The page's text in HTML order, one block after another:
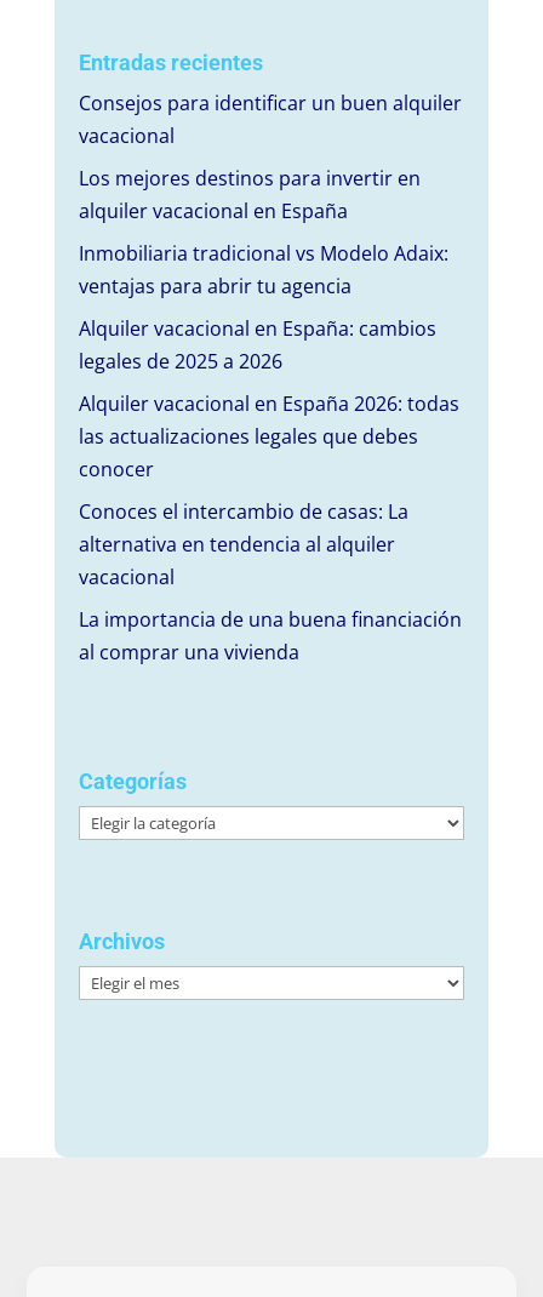
Entradas recientes
Consejos para identificar un buen alquiler
vacacional
Los mejores destinos para invertir en
alquiler vacacional en España
Inmobiliaria tradicional vs Modelo Adaix:
ventajas para abrir tu agencia
Alquiler vacacional en España: cambios
legales de 2025 a 2026
Alquiler vacacional en España 2026: todas
las actualizaciones legales que debes
conocer
Conoces el intercambio de casas: La
alternativa en tendencia al alquiler
vacacional
La importancia de una buena financiación
al comprar una vivienda
Categorías
Categorías
Archivos
Archivos